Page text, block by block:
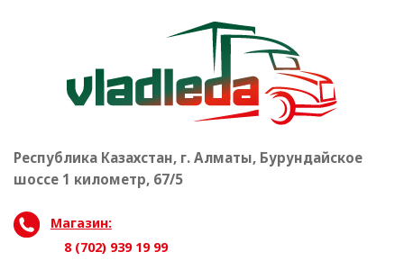
Республика Казахстан, г. Алматы, Бурундайское
шоссе 1 километр, 67/5
Магазин:
8 (702) 939 19 99